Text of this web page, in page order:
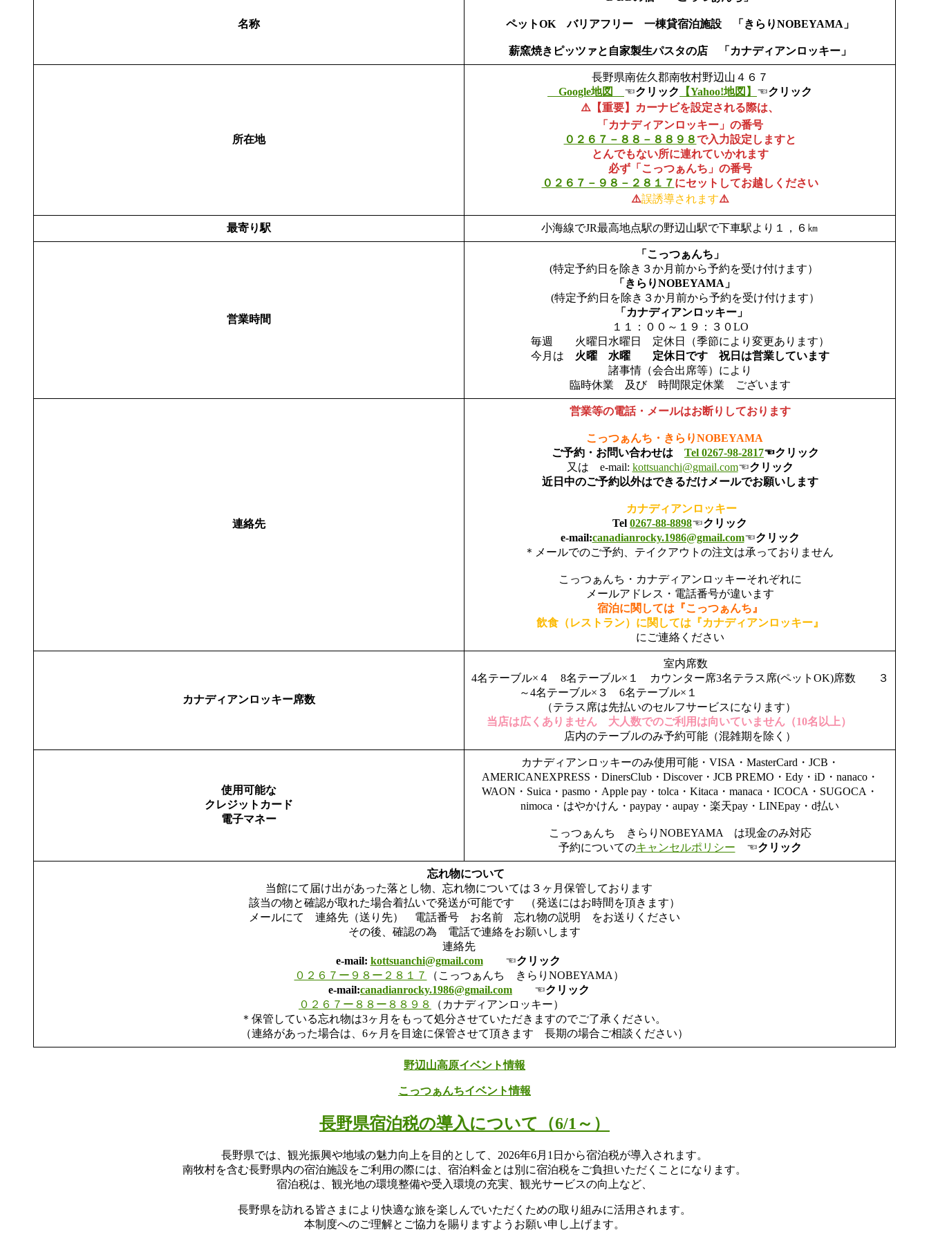
名称 ペットOK バリアフリー 一棟貸宿泊施設 「きらりNOBEYAMA」
薪窯焼きピッツァと自家製生パスタの店 「カナディアンロッキー」
所在地
長野県南佐久郡南牧村野辺山４６７
Google地図 ☜クリック 【Yahoo!地図】 ☜クリック
⚠️【重要】カーナビを設定される際は、
「カナディアンロッキー」 の番号
０２６７－８８－８８９８で入力設定しますと
とんでもない所に連れていかれます
必ず「こっつぁんち」の番号
０２６７－９８－２８１７ にセットしてお越しください
⚠️誤誘導されます⚠️
最寄り駅 小海線でJR最高地点駅の野辺山駅で下車駅より１，６㎞
営業時間
「こっつぁんち」
(特定予約日を除き３か月前から予約を受け付けます）
「きらりNOBEYAMA」
(特定予約日を除き３か月前から予約を受け付けます）
「カナディアンロッキー」
１１：００～１９：３０LO
毎週 火曜日水曜日 定休日（季節により変更あります）
今月は 火曜 水曜 定休日です 祝日は営業しています
諸事情（会合出席等）により
臨時休業 及び 時間限定休業 ございます
連絡先
営業等の電話・メールはお断りしております
こっつぁんち・きらりNOBEYAMA
ご予約・お問い合わせは Tel 0267-98-2817☜クリック
又は e-mail: kottsuanchi@gmail.com☜クリック
近日中のご予約以外はできるだけメールでお願いします
カナディアンロッキー
Tel 0267-88-8898☜クリック
e-mail:canadianrocky.1986@gmail.com☜クリック
＊メールでのご予約、テイクアウトの注文は承っておりません
こっつぁんち・カナディアンロッキーそれぞれに
メールアドレス・電話番号が違います
宿泊に関しては『こっつぁんち』
飲食（レストラン）に関しては『カナディアンロッキー』
にご連絡ください
カナディアンロッキー席数
室内席数
4名テーブル×４ 8名テーブル×１ カウンター席3名テラス席(ペットOK)席数 ３
～4名テーブル×３ 6名テーブル×１
（テラス席は先払いのセルフサービスになります）
当店は広くありません 大人数でのご利用は向いていません（10名以上）
店内のテーブルのみ予約可能（混雑期を除く）
使用可能な
クレジットカード
電子マネー
カナディアンロッキーのみ使用可能・VISA・MasterCard・JCB・
AMERICANEXPRESS・DinersClub・Discover・JCB PREMO・Edy・iD・nanaco・
WAON・Suica・pasmo・Apple pay・tolca・Kitaca・manaca・ICOCA・SUGOCA・
nimoca・はやかけん・paypay・aupay・楽天pay・LINEpay・d払い
こっつぁんち きらりNOBEYAMA は現金のみ対応
予約についてのキャンセルポリシー ☜クリック
忘れ物について
当館にて届け出があった落とし物、忘れ物については３ヶ月保管しております
該当の物と確認が取れた場合着払いで発送が可能です （発送にはお時間を頂きます）
メールにて 連絡先（送り先） 電話番号 お名前 忘れ物の説明 をお送りください
その後、確認の為 電話で連絡をお願いします
連絡先
e-mail: kottsuanchi@gmail.com☜クリック
０２６７ー９８ー２８１７
（こっつぁんち きらりNOBEYAMA）
e-mail:canadianrocky.1986@gmail.com ☜クリック
０２６７ー８８ー８８９８
（カナディアンロッキー）
＊保管している忘れ物は3ヶ月をもって処分させていただきますのでご了承ください。
（連絡があった場合は、6ヶ月を目途に保管させて頂きます 長期の場合ご相談ください）
野辺山高原イベント情報
こっつぁんちイベント情報
長野県宿泊税の導入について（6/1～）
長野県では、観光振興や地域の魅力向上を目的として、2026年6月1日から宿泊税が導入されます。
南牧村を含む長野県内の宿泊施設をご利用の際には、宿泊料金とは別に宿泊税をご負担いただくことになります。
宿泊税は、観光地の環境整備や受入環境の充実、観光サービスの向上など、
長野県を訪れる皆さまにより快適な旅を楽しんでいただくための取り組みに活用されます。
本制度へのご理解とご協力を賜りますようお願い申し上げます。